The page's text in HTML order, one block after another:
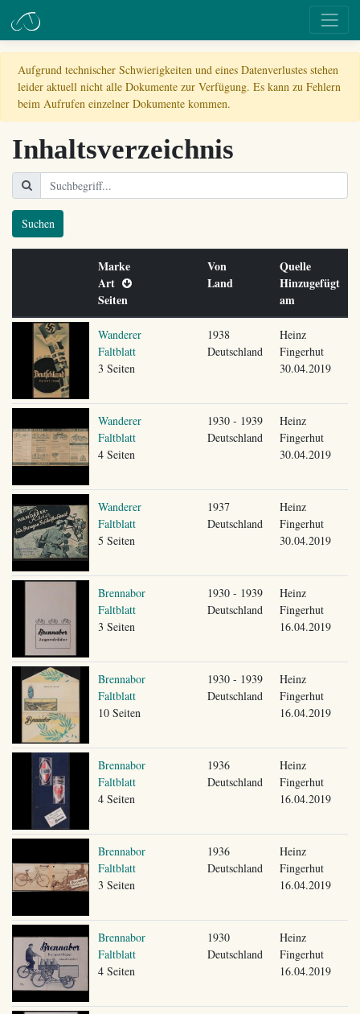
Aufgrund technischer Schwierigkeiten und eines Datenverlustes stehen
leider aktuell nicht alle Dokumente zur Verfügung. Es kann zu Fehlern
beim Aufrufen einzelner Dokumente kommen.
Inhaltsverzeichnis
Suchen
Marke
Art
Seiten
Von
Land
Quelle
Hinzugefügt
am
Wanderer
Faltblatt
3 Seiten
1938
Deutschland
Heinz
Fingerhut
30.04.2019
Wanderer
Faltblatt
4 Seiten
1930 - 1939
Deutschland
Heinz
Fingerhut
30.04.2019
Wanderer
Faltblatt
5 Seiten
1937
Deutschland
Heinz
Fingerhut
30.04.2019
Brennabor
Faltblatt
3 Seiten
1930 - 1939
Deutschland
Heinz
Fingerhut
16.04.2019
Brennabor
Faltblatt
10 Seiten
1930 - 1939
Deutschland
Heinz
Fingerhut
16.04.2019
Brennabor
Faltblatt
4 Seiten
1936
Deutschland
Heinz
Fingerhut
16.04.2019
Brennabor
Faltblatt
3 Seiten
1936
Deutschland
Heinz
Fingerhut
16.04.2019
Brennabor
Faltblatt
4 Seiten
1930
Deutschland
Heinz
Fingerhut
16.04.2019